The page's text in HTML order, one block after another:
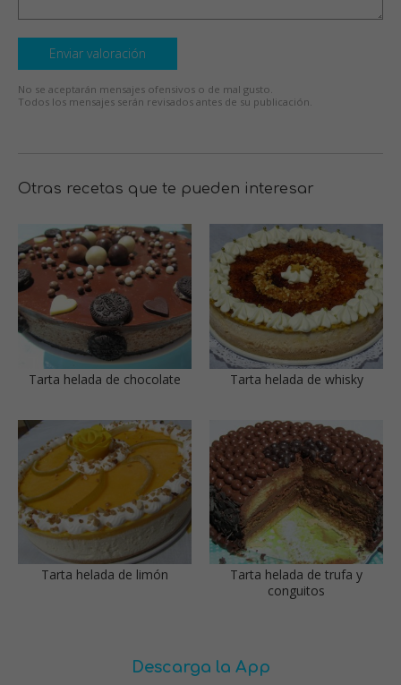
Enviar valoración
No se aceptarán mensajes ofensivos o de mal gusto.
Todos los mensajes serán revisados antes de su publicación.
Otras recetas que te pueden interesar
Tarta helada de chocolate Tarta helada de whisky
Tarta helada de limón
Tarta helada de trufa y
conguitos
Descarga la App